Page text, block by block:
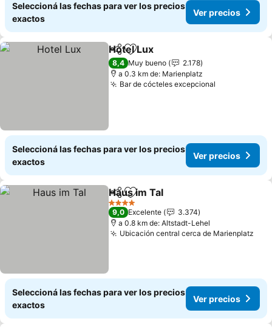
Seleccioná las fechas para ver los precios
exactos
Ver precios
CompartirAñadir a favoritos
Hotel Lux
8,4 Muy bueno
2.178
a 0.3 km de: Marienplatz
Bar de cócteles excepcional
Seleccioná las fechas para ver los precios
exactos
Ver precios
CompartirAñadir a favoritos
Haus im Tal
4 Estrellas
9,0 Excelente
3.374
a 0.8 km de: Altstadt-Lehel
Ubicación central cerca de Marienplatz
Seleccioná las fechas para ver los precios
exactos
Ver precios